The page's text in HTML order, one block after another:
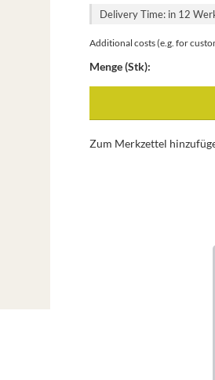
Delivery Time: in 12
Additional costs (e.g. for
Menge (Stk):
Zum Merkzettel